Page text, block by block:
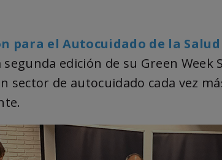
para el Autocuidado de la
edición de su Green
sector de autocuidado cada vez